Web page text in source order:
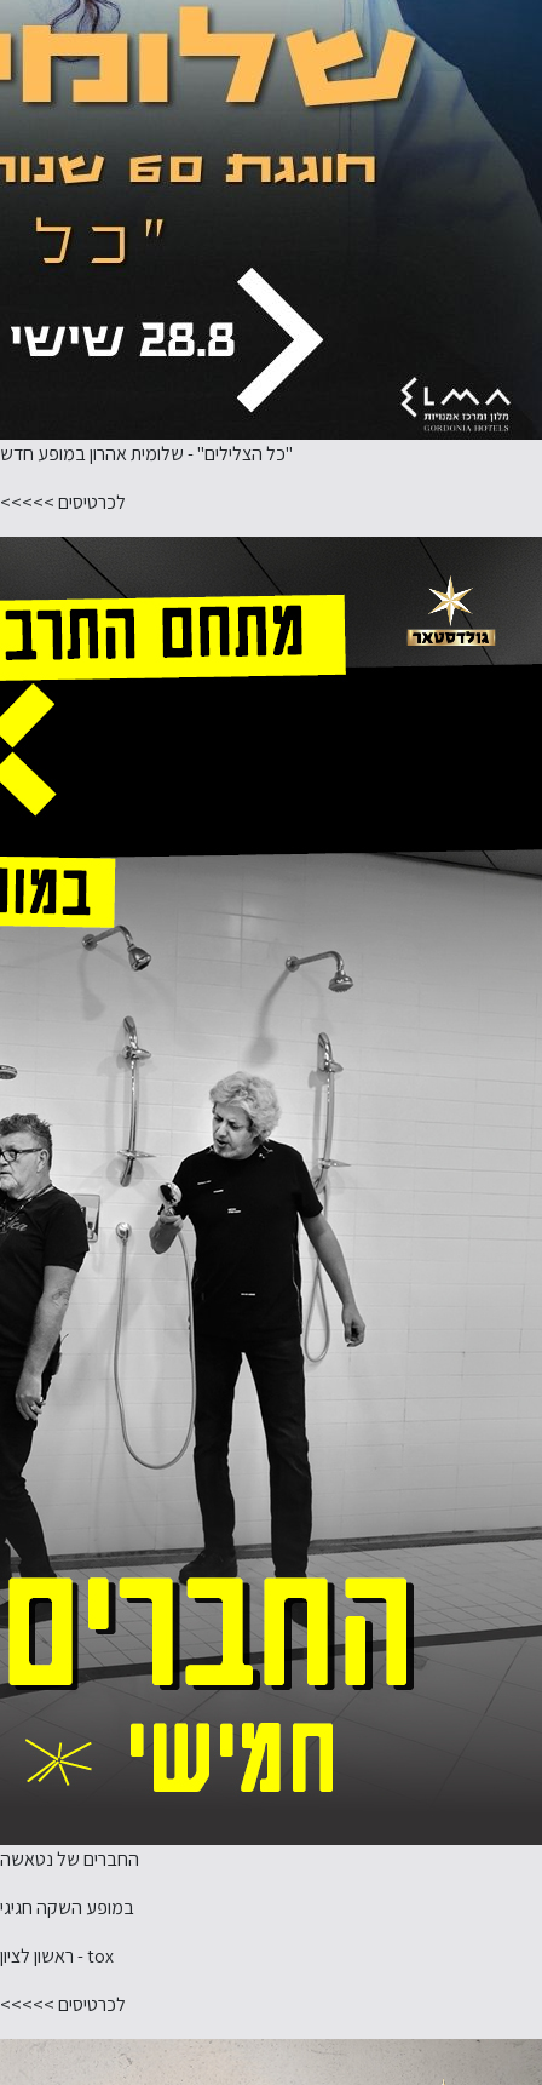
"כל הצלילים" - שלומית אהרון במופע חדש
לכרטיסים >>>>>
החברים של נטאשה
במופע השקה חגיגי
tox - ראשון לציון
לכרטיסים >>>>>